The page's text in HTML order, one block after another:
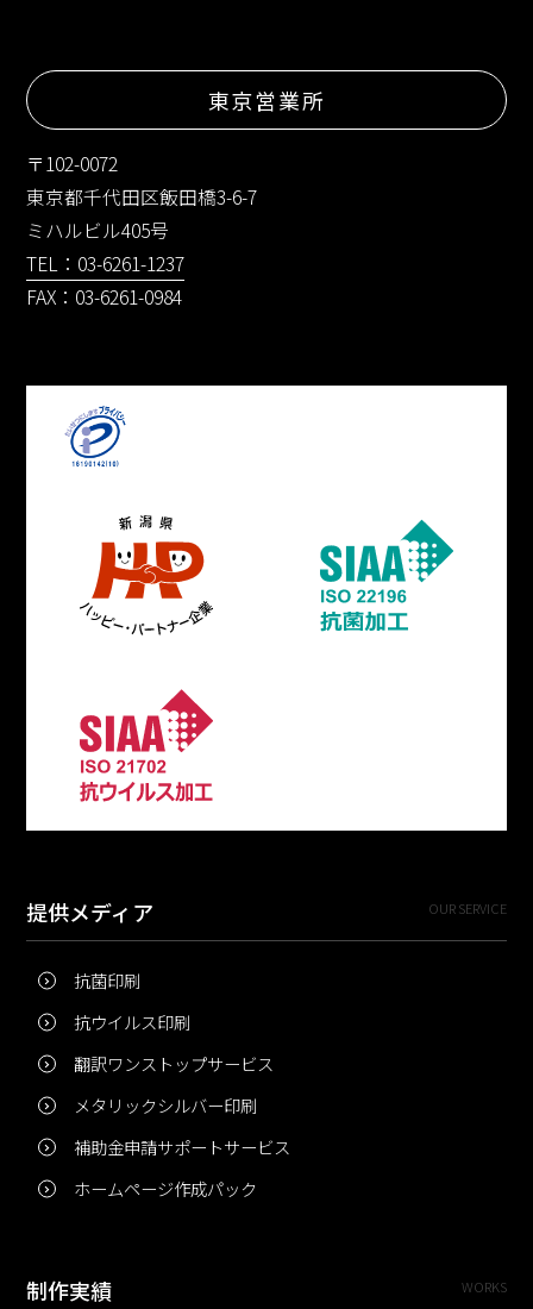
東京営業所
〒102-0072
東京都千代田区飯田橋3-6-7
ミハルビル405号
TEL：03-6261-1237
FAX：03-6261-0984
提供メディア OUR SERVICE
抗菌印刷
抗ウイルス印刷
翻訳ワンストップサービス
メタリックシルバー印刷
補助金申請サポートサービス
ホームページ作成パック
制作実績 WORKS